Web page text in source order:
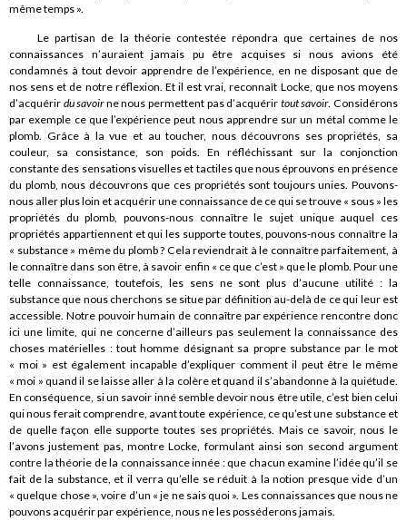
même temps ».
Le partisan de la théorie contestée répondra que certaines de nos
connaissances n’auraient jamais pu être acquises si nous avions été
condamnés à tout devoir apprendre de l’expérience, en ne disposant que de
nos sens et de notre réflexion. Et il est vrai, reconnaît Locke, que nos moyens
d’acquérir du savoirne nous permettent pas d’acquérir tout savoir. Considérons
par exemple ce que l’expérience peut nous apprendre sur un métal comme le
plomb. Grâce à la vue et au toucher, nous découvrons ses propriétés, sa
couleur, sa consistance, son poids. En réfléchissant sur la conjonction
constante des sensations visuelles et tactiles que nous éprouvons en présence
du plomb, nous découvrons que ces propriétés sont toujours unies. Pouvons-
nous aller plus loin et acquérir une connaissance de ce qui se trouve « sous » les
propriétés du plomb, pouvons-nous connaître le sujet unique auquel ces
propriétés appartiennent et qui les supporte toutes, pouvons-nous connaître la
« substance » même du plomb ? Cela reviendrait à le connaître parfaitement, à
le connaître dans son être, à savoir enfin « ce que c’est » que le plomb. Pour une
telle connaissance, toutefois, les sens ne sont plus d’aucune utilité : la
substance que nous cherchons se situe par définition au-delà de ce qui leur est
accessible. Notre pouvoir humain de connaître par expérience rencontre donc
ici une limite, qui ne concerne d’ailleurs pas seulement la connaissance des
choses matérielles : tout homme désignant sa propre substance par le mot
« moi » est également incapable d’expliquer comment il peut être le même
« moi » quand il se laisse aller à la colère et quand il s’abandonne à la quiétude.
En conséquence, si un savoir inné semble devoir nous être utile, c’est bien celui
qui nous ferait comprendre, avant toute expérience, ce qu’est une substance et
de quelle façon elle supporte toutes ses propriétés. Mais ce savoir, nous le
l’avons justement pas, montre Locke, formulant ainsi son second argument
contre la théorie de la connaissance innée : que chacun examine l’idée qu’il se
fait de la substance, et il verra qu’elle se réduit à la notion presque vide d’un
« quelque chose », voire d’un « je ne sais quoi ». Les connaissances que nous ne
pouvons acquérir par expérience, nous ne les posséderons jamais.